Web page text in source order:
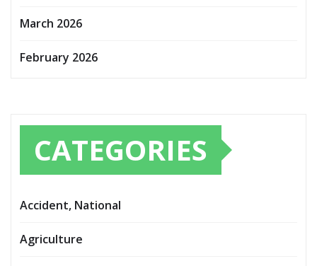
March 2026
February 2026
CATEGORIES
Accident, National
Agriculture